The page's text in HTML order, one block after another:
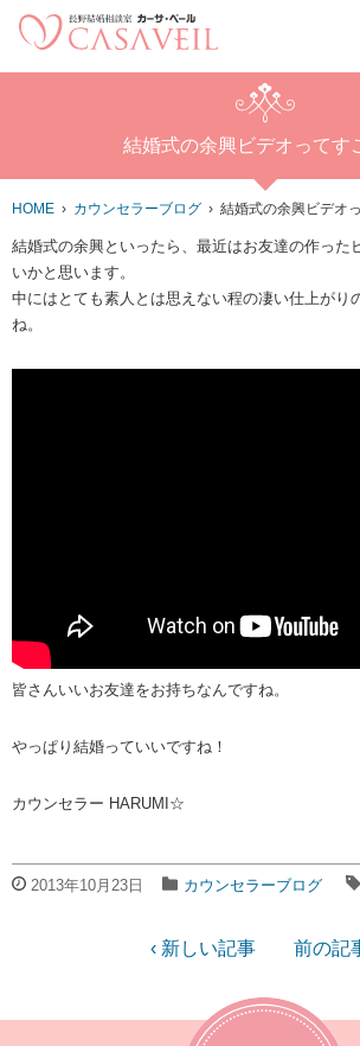
結婚式の余興ビデオってす
HOME カウンセラーブログ 結婚式の余興ビデオ
結婚式の余興といったら、最近はお友達の作った
いかと思います。
中にはとても素人とは思えない程の凄い仕上がり
ね。
皆さんいいお友達をお持ちなんですね。
やっぱり結婚っていいですね！
カウンセラー HARUMI☆
2013年10月23日 カウンセラーブログ
‹ 新しい記事 前の記